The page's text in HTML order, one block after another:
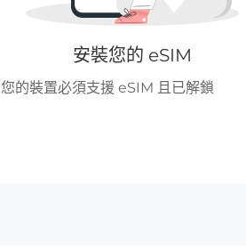
安裝您的 eSIM
您的裝置必須支援 eSIM 且已解鎖